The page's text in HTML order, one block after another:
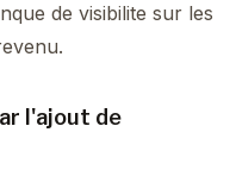
de visibilite sur les
l'ajout de